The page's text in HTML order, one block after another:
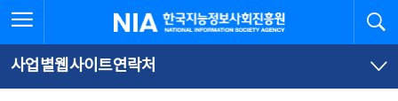
문
로
가
체
뉴
바
가
한국지능정보사회진흥원
사업별웹사이트연락처